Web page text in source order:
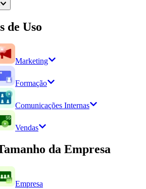
de Uso
Marketing
Formação
Comunicações Internas
Vendas
da Empresa
Empresa